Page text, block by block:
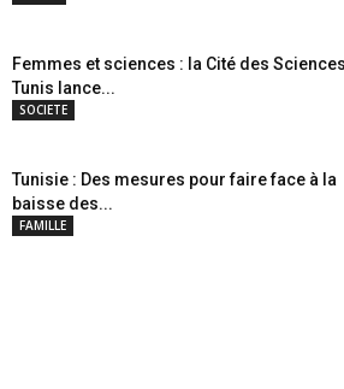
Femmes et sciences : la Cité des
Tunis lance...
SOCIETE
Tunisie : Des mesures pour faire face à la
baisse des...
FAMILLE